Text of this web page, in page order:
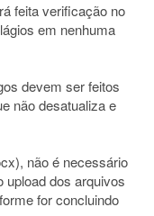
feita verificação no
em nenhuma
devem ser feitos
não desatualiza e
não é necessário
upload dos arquivos
for concluindo